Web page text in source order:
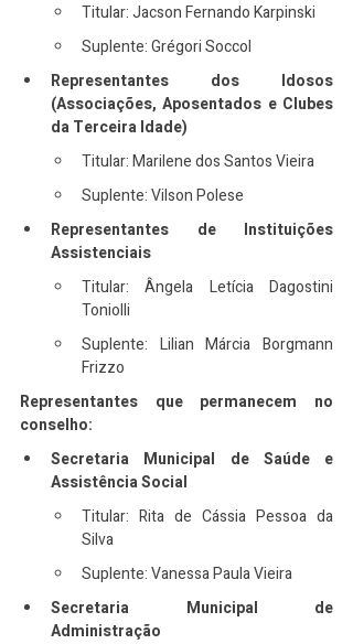
Titular: Jacson Fernando Karpinski
Suplente: Grégori Soccol
Representantes dos Idosos
(Associações, Aposentados e Clubes
da Terceira Idade)
Titular: Marilene dos Santos Vieira
Suplente: Vilson Polese
Representantes de Instituições
Assistenciais
Titular: Ângela Letícia Dagostini
Toniolli
Suplente: Lilian Márcia Borgmann
Frizzo
Representantes que permanecem no
conselho:
Secretaria Municipal de Saúde e
Assistência Social
Titular: Rita de Cássia Pessoa da
Silva
Suplente: Vanessa Paula Vieira
Secretaria Municipal de
Administração